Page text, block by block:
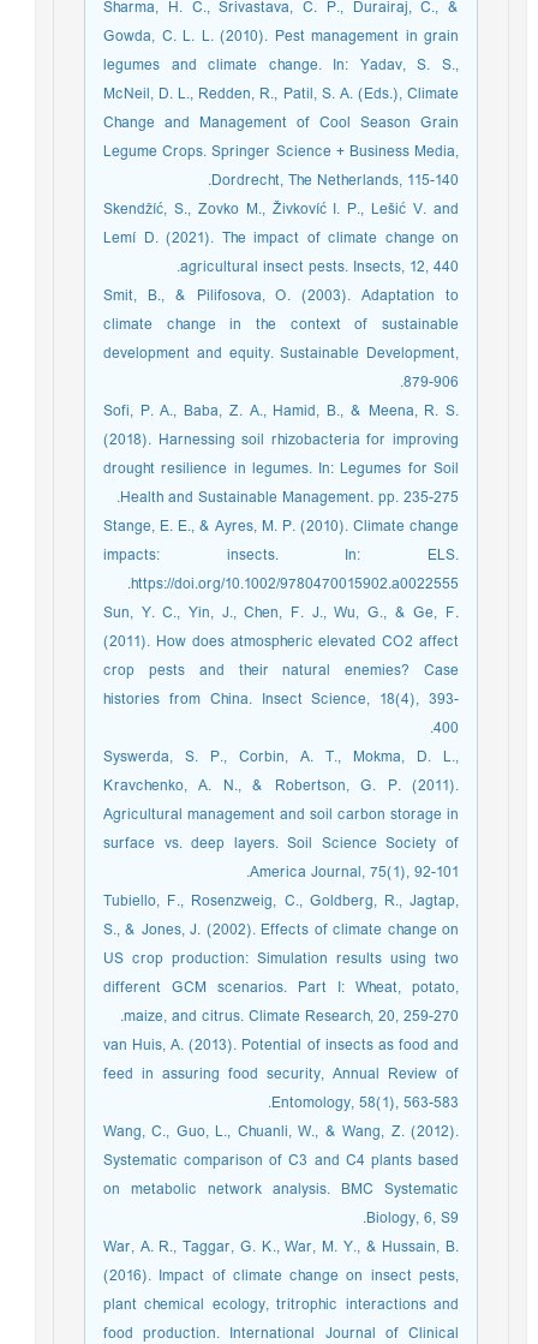
Sharma, H. C., Srivastava, C. P., Durairaj, C., &
Gowda, C. L. L. (2010). Pest management in grain
legumes and climate change. In: Yadav, S. S.,
McNeil, D. L., Redden, R., Patil, S. A. (Eds.), Climate
Change and Management of Cool Season Grain
Legume Crops. Springer Science + Business Media,
Dordrecht, The Netherlands, 115-140.
Skendžíć, S., Zovko M., Živkovíć I. P., Lešić V. and
Lemí D. (2021). The impact of climate change on
agricultural insect pests. Insects, 12, 440.
Smit, B., & Pilifosova, O. (2003). Adaptation to
climate change in the context of sustainable
development and equity. Sustainable Development,
879-906.
Sofi, P. A., Baba, Z. A., Hamid, B., & Meena, R. S.
(2018). Harnessing soil rhizobacteria for improving
drought resilience in legumes. In: Legumes for Soil
Health and Sustainable Management. pp. 235-275.
Stange, E. E., & Ayres, M. P. (2010). Climate change
impacts: insects. In: ELS.
https://doi.org/10.1002/9780470015902.a0022555.
Sun, Y. C., Yin, J., Chen, F. J., Wu, G., & Ge, F.
(2011). How does atmospheric elevated CO2 affect
crop pests and their natural enemies? Case
histories from China. Insect Science, 18(4), 393-
400.
Syswerda, S. P., Corbin, A. T., Mokma, D. L.,
Kravchenko, A. N., & Robertson, G. P. (2011).
Agricultural management and soil carbon storage in
surface vs. deep layers. Soil Science Society of
America Journal, 75(1), 92-101.
Tubiello, F., Rosenzweig, C., Goldberg, R., Jagtap,
S., & Jones, J. (2002). Effects of climate change on
US crop production: Simulation results using two
different GCM scenarios. Part I: Wheat, potato,
maize, and citrus. Climate Research, 20, 259-270.
van Huis, A. (2013). Potential of insects as food and
feed in assuring food security, Annual Review of
Entomology, 58(1), 563-583.
Wang, C., Guo, L., Chuanli, W., & Wang, Z. (2012).
Systematic comparison of C3 and C4 plants based
on metabolic network analysis. BMC Systematic
Biology, 6, S9.
War, A. R., Taggar, G. K., War, M. Y., & Hussain, B.
(2016). Impact of climate change on insect pests,
plant chemical ecology, tritrophic interactions and
food production. International Journal of Clinical